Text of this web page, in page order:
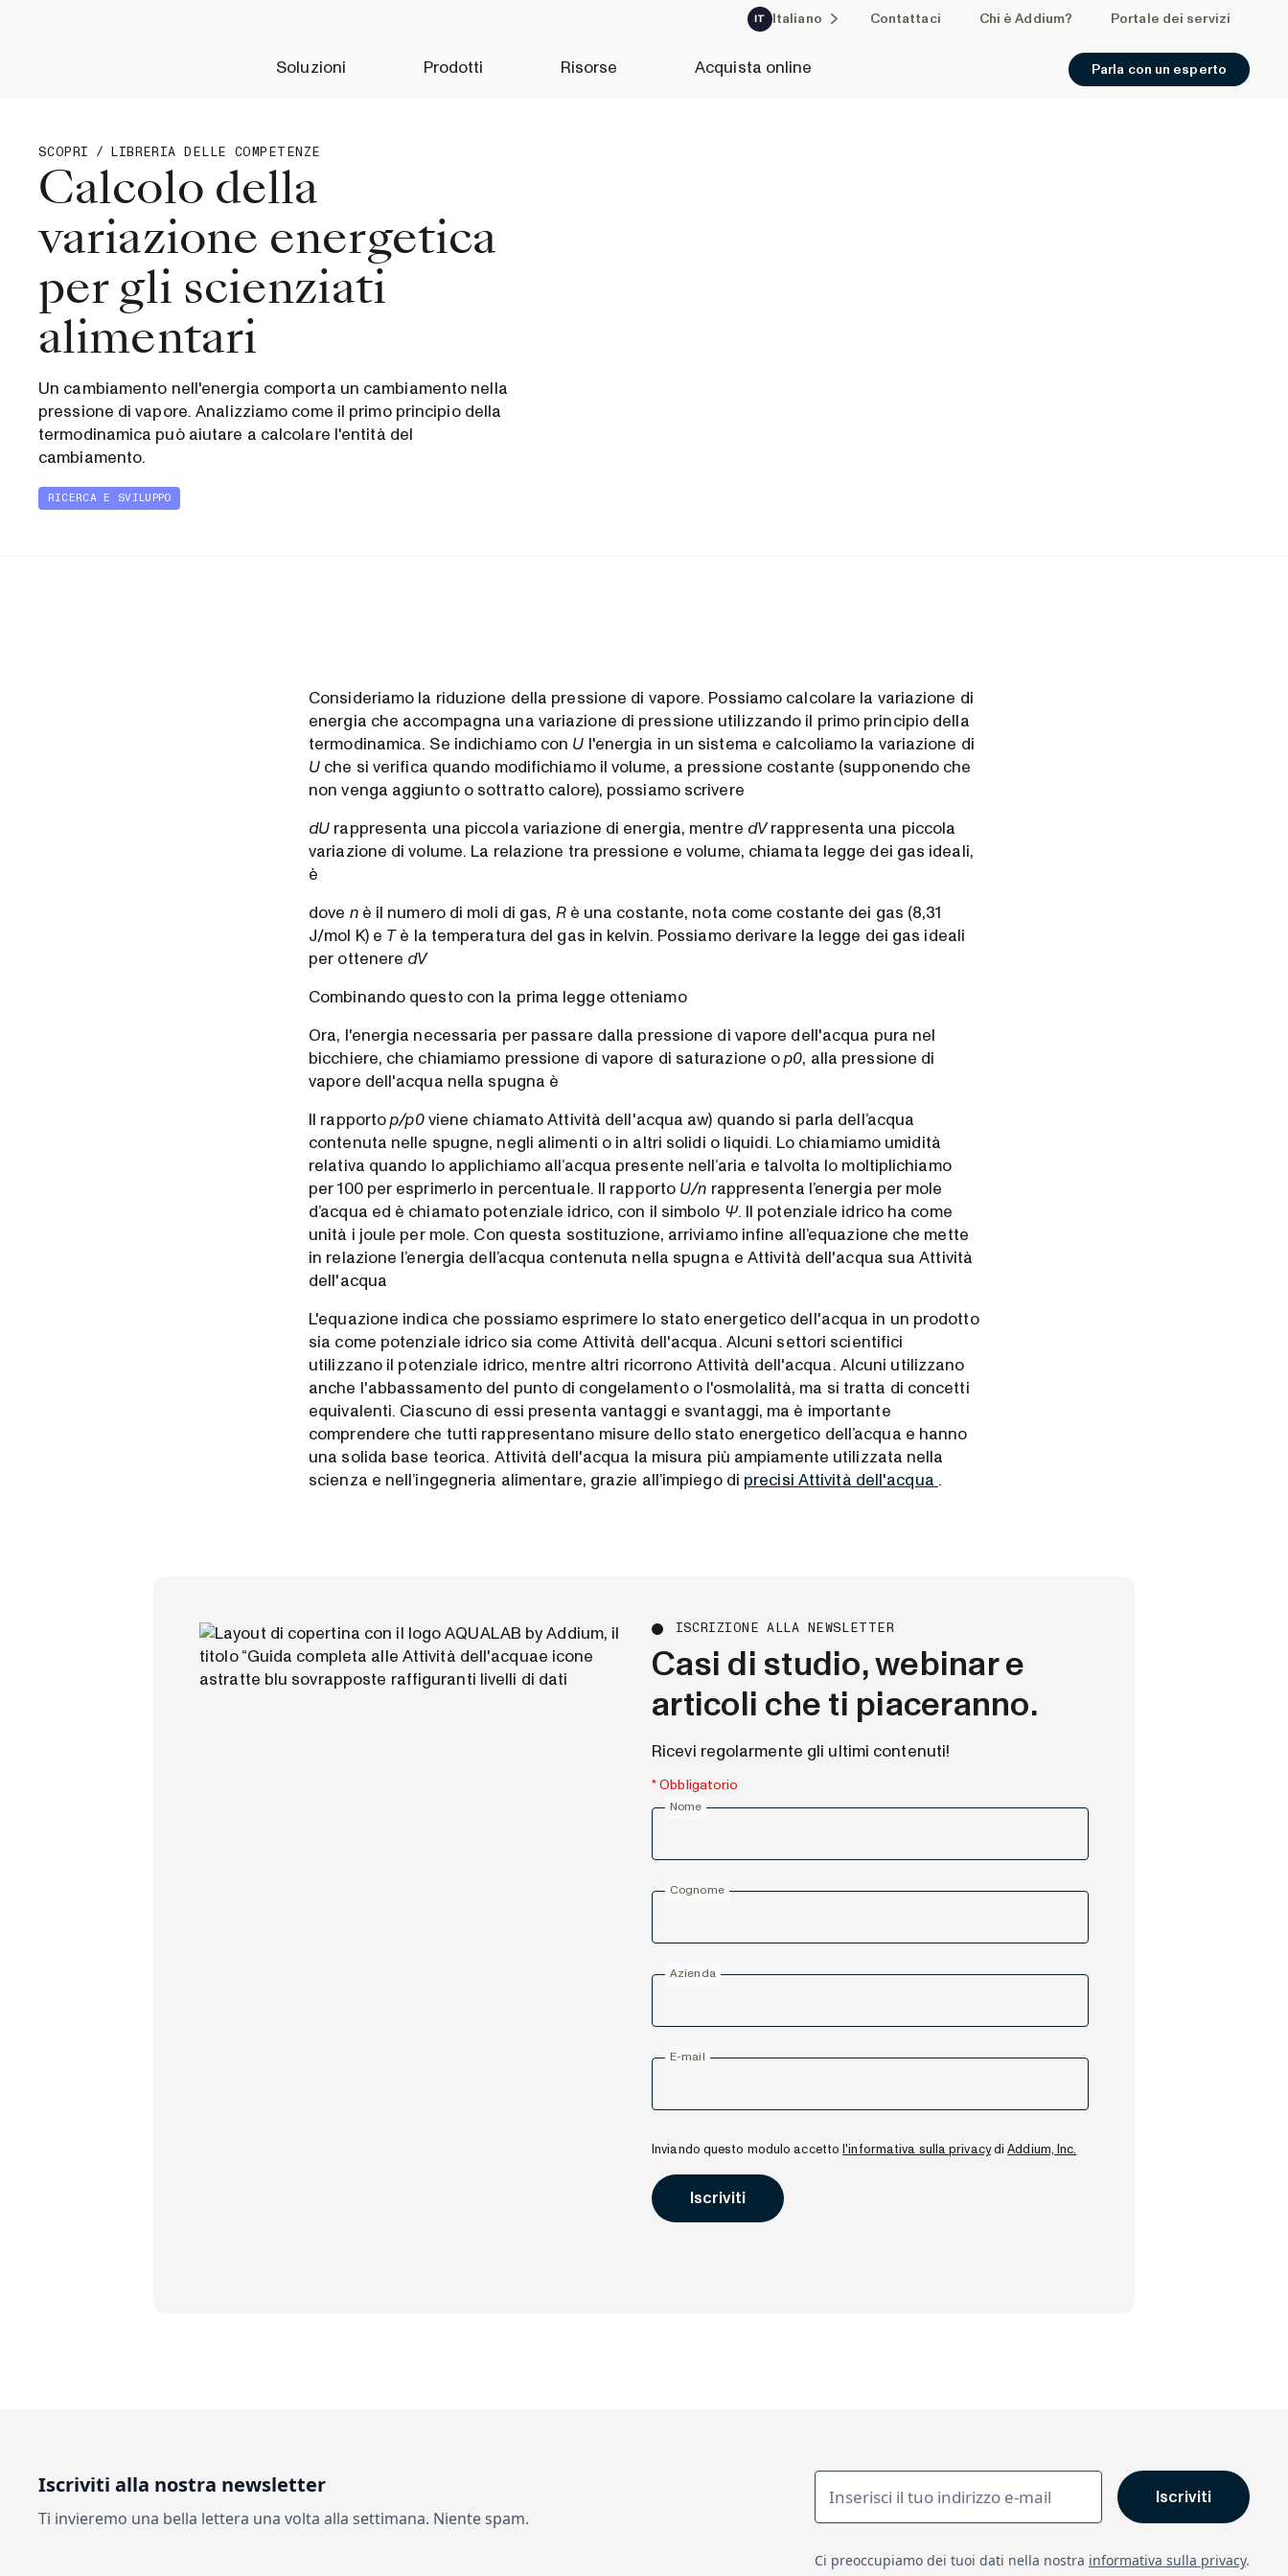
IT Italiano Contattaci Chi è Addium? Portale dei servizi
Soluzioni Prodotti Risorse Acquista online Parla con un esperto
SCOPRI / LIBRERIA DELLE COMPETENZE
Calcolo della
variazione energetica
per gli scienziati
alimentari
Un cambiamento nell'energia comporta un cambiamento nella
pressione di vapore. Analizziamo come il primo principio della
termodinamica può aiutare a calcolare l'entità del
cambiamento.
RICERCA E SVILUPPO
Consideriamo la riduzione della pressione di vapore. Possiamo calcolare la variazione di
energia che accompagna una variazione di pressione utilizzando il primo principio della
termodinamica. Se indichiamo con U l'energia in un sistema e calcoliamo la variazione di
U che si verifica quando modifichiamo il volume, a pressione costante (supponendo che
non venga aggiunto o sottratto calore), possiamo scrivere
dU rappresenta una piccola variazione di energia, mentre dVrappresenta una piccola
variazione di volume. La relazione tra pressione e volume, chiamata legge dei gas ideali,
è
dove nè il numero di moli di gas, Rè una costante, nota come costante dei gas (8,31
J/mol K) e Tè la temperatura del gas in kelvin. Possiamo derivare la legge dei gas ideali
per ottenere dV
Combinando questo con la prima legge otteniamo
Ora, l'energia necessaria per passare dalla pressione di vapore dell'acqua pura nel
bicchiere, che chiamiamo pressione di vapore di saturazione op0, alla pressione di
vapore dell'acqua nella spugna è
Il rapportop/p0viene chiamato Attività dell'acqua aw) quando si parla dell’acqua
contenuta nelle spugne, negli alimenti o in altri solidi o liquidi. Lo chiamiamo umidità
relativa quando lo applichiamo all’acqua presente nell’aria e talvolta lo moltiplichiamo
per 100 per esprimerlo in percentuale. Il rapporto U/n rappresenta l’energia per mole
d’acqua ed è chiamato potenziale idrico, con il simbolo Ψ. Il potenziale idrico ha come
unità i joule per mole. Con questa sostituzione, arriviamo infine all’equazione che mette
in relazione l’energia dell’acqua contenuta nella spugna e Attività dell'acqua sua Attività
dell'acqua
L'equazione indica che possiamo esprimere lo stato energetico dell'acqua in un prodotto
sia come potenziale idrico sia come Attività dell'acqua. Alcuni settori scientifici
utilizzano il potenziale idrico, mentre altri ricorrono Attività dell'acqua. Alcuni utilizzano
anche l'abbassamento del punto di congelamento o l'osmolalità, ma si tratta di concetti
equivalenti. Ciascuno di essi presenta vantaggi e svantaggi, ma è importante
comprendere che tutti rappresentano misure dello stato energetico dell’acqua e hanno
una solida base teorica. Attività dell'acqua la misura più ampiamente utilizzata nella
scienza e nell’ingegneria alimentare, grazie all’impiego di precisi Attività dell'acqua .
ISCRIZIONE ALLA NEWSLETTER
Casi di studio, webinar e
articoli che ti piaceranno.
Ricevi regolarmente gli ultimi contenuti!
* Obbligatorio
Nome
Cognome
Azienda
E-mail
Inviando questo modulo accettol'informativa sulla privacydiAddium, Inc.
Iscriviti alla nostra newsletter
Ti invieremo una bella lettera una volta alla settimana. Niente spam.
Ci preoccupiamo dei tuoi dati nella nostra informativa sulla privacy.